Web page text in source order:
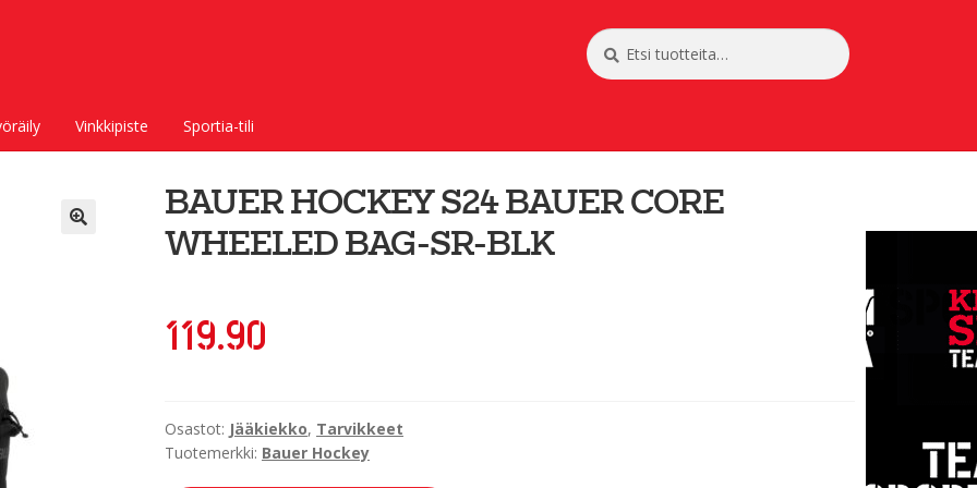
Etsi:
Haku
Vinkkipiste Sportia-tili
BAUER HOCKEY S24 BAUER CORE
WHEELED BAG-SR-BLK
119.90
Osastot: Jääkiekko, Tarvikkeet
Tuotemerkki: Bauer Hockey